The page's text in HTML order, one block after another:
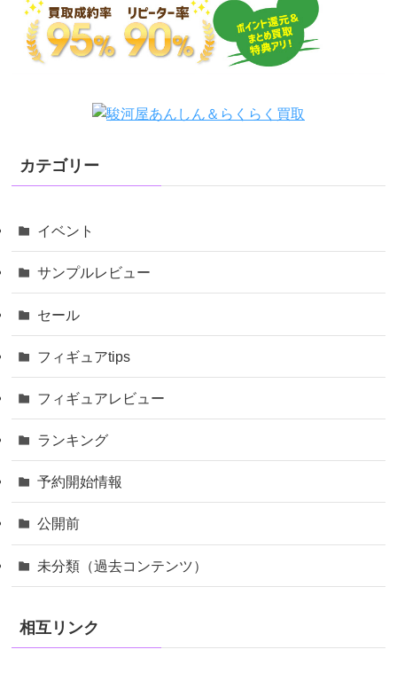
カテゴリー
イベント
サンプルレビュー
セール
フィギュアtips
フィギュアレビュー
ランキング
予約開始情報
公開前
未分類（過去コンテンツ）
相互リンク